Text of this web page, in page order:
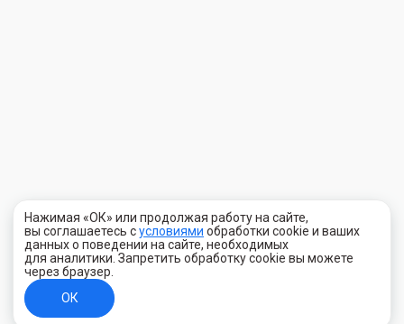
Нажимая «ОК» или продолжая работу на сайте,
вы соглашаетесь сусловиями обработки cookie и ваших
данных о поведении на сайте, необходимых
для аналитики. Запретить обработку cookie вы можете
через браузер.
ОК